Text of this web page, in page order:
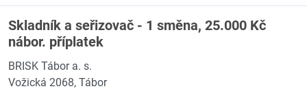
Skladník a seřizovač - 1 směna, 25.000 Kč
nábor. příplatek
BRISK Tábor a. s.
Vožická 2068, Tábor